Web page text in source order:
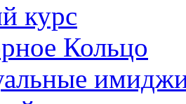
курс
Кольцо